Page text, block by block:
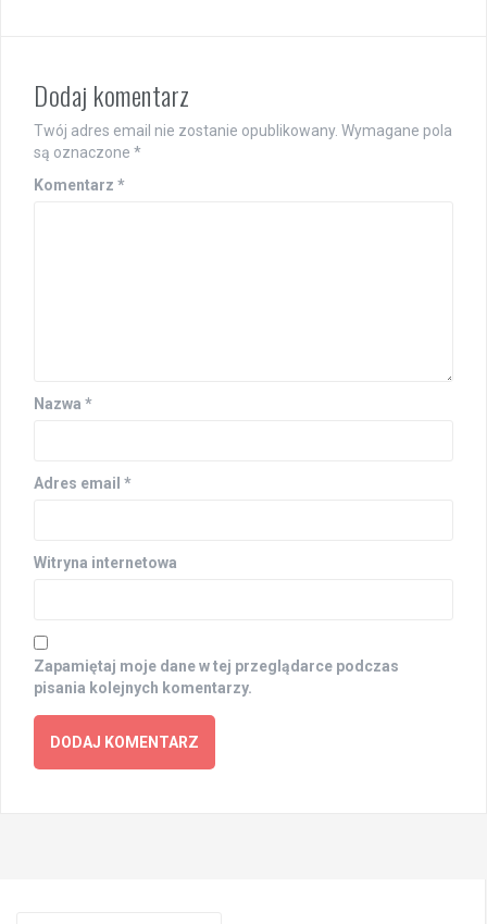
Dodaj komentarz
Twój adres email nie zostanie opublikowany. Wymagane pola
są oznaczone *
Komentarz *
Nazwa *
Adres email *
Witryna internetowa
Zapamiętaj moje dane w tej przeglądarce podczas
pisania kolejnych komentarzy.